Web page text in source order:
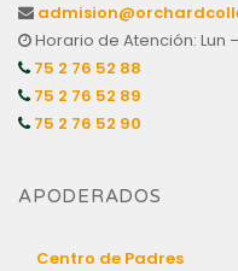
Horario de Atención: Lun
75 2 76 52 88
75 2 76 52 89
75 2 76 52 90
APODERADOS
Centro de Padres